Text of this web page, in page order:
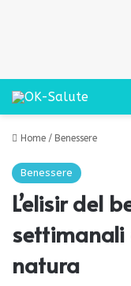
Home / Benessere
Benessere
L’elisir del
settimanali
natura